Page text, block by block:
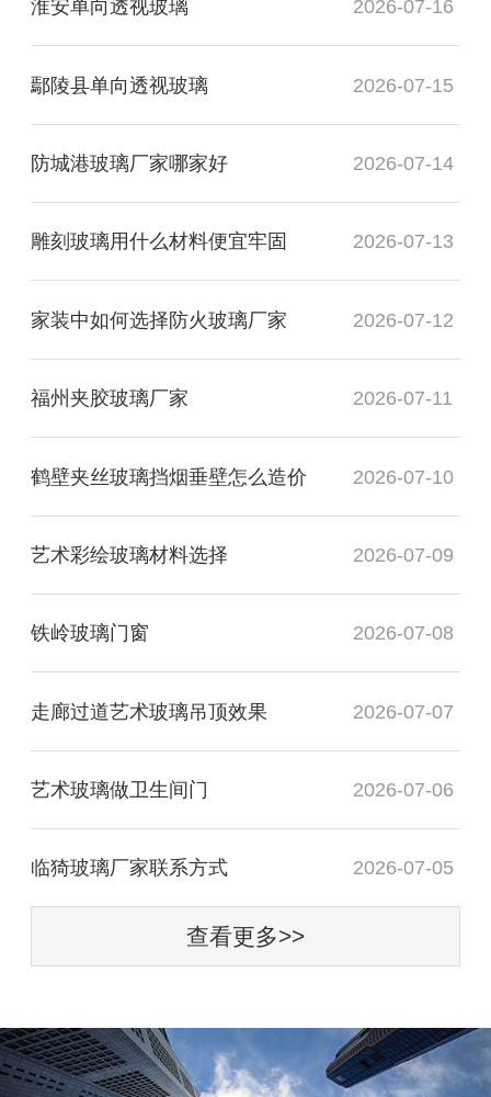
淮安单向透视玻璃 2026-07-16
鄢陵县单向透视玻璃 2026-07-15
防城港玻璃厂家哪家好 2026-07-14
雕刻玻璃用什么材料便宜牢固 2026-07-13
家装中如何选择防火玻璃厂家 2026-07-12
福州夹胶玻璃厂家 2026-07-11
鹤壁夹丝玻璃挡烟垂壁怎么造价 2026-07-10
艺术彩绘玻璃材料选择 2026-07-09
铁岭玻璃门窗 2026-07-08
走廊过道艺术玻璃吊顶效果 2026-07-07
艺术玻璃做卫生间门 2026-07-06
临猗玻璃厂家联系方式 2026-07-05
查看更多>>